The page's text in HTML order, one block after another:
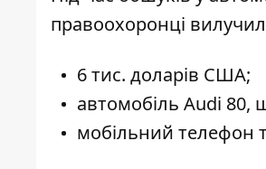
правоохоронці
6 тис. доларів США;
автомобіль Audi 80,
мобільний телефон